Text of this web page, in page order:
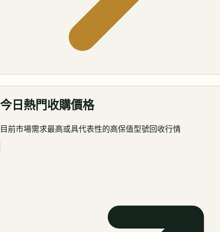
今日熱門收購價格
目前市場需求最高或具代表性的高保值型號回收行情